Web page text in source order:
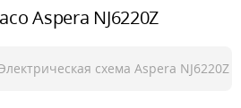
Aspera NJ6220Z
схема Aspera NJ6220Z